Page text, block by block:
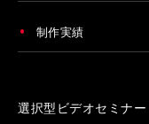
制作実績
選択型ビデオセミナー